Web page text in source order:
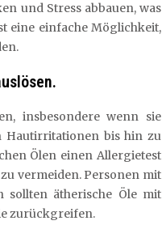
und Stress abbauen, was
eine einfache Möglichkeit,
insbesondere wenn sie
Hautirritationen bis hin zu
Ölen einen Allergietest
vermeiden. Personen mit
sollten ätherische Öle mit
zurückgreifen.